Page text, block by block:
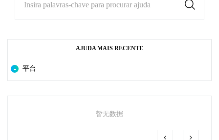
Insira palavras-chave para procurar ajuda
AJUDA MAIS RECENTE
平台
暂无数据